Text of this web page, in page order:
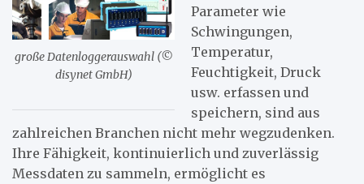
große Datenloggerauswahl (©
disynet GmbH)
Parameter wie
Schwingungen,
Temperatur,
Feuchtigkeit, Druck
usw. erfassen und
speichern, sind aus
zahlreichen Branchen nicht mehr wegzudenken.
Ihre Fähigkeit, kontinuierlich und zuverlässig
Messdaten zu sammeln, ermöglicht es